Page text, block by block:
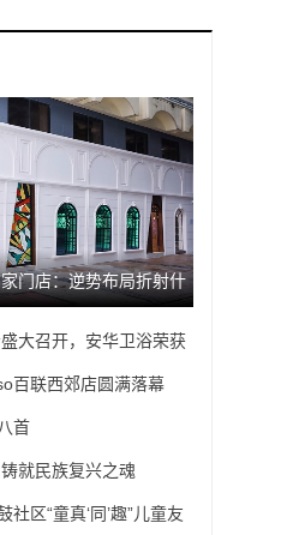
门店：逆势布局折射什
启示？
大召开，安华卫浴荣获
百联西郊店圆满落幕
首
就民族复兴之魂
区“童真‘同’趣”儿童友